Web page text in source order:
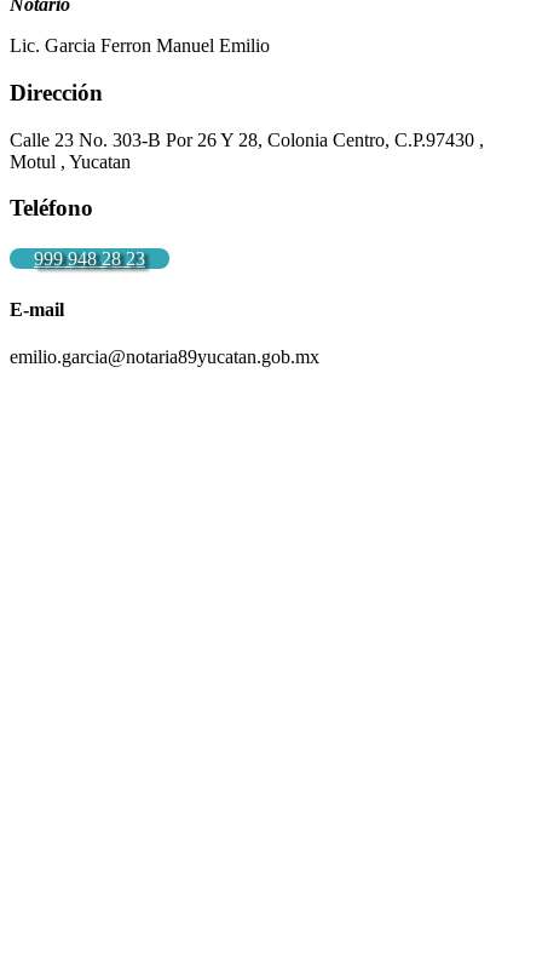
Notario
Lic. Garcia Ferron Manuel Emilio
Dirección
Calle 23 No. 303-B Por 26 Y 28, Colonia Centro, C.P.97430 ,
Motul , Yucatan
Teléfono
999 948 28 23
E-mail
emilio.garcia@notaria89yucatan.gob.mx